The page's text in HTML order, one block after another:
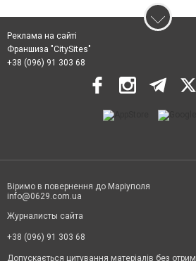
Реклама на сайті
Франшиза "CitySites"
+38 (096) 91 303 68
Віримо в повернення до Маріуполя
info@0629.com.ua
Журналисты сайта
+38 (096) 91 303 68
Допускається цитування матеріалів без